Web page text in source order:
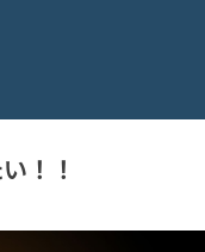
！！